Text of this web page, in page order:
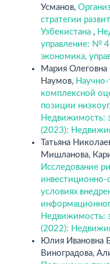
Усманов,
стратегии
Узбекистана ,
управление: №
экономика,
Мария Олеговна
Наумов,
комплексной
позиции
Недвижимость:
(2023):
Татьяна
Мишланова,
Исследование
инвестиционно-
условиях
Недвижимость:
(2022):
Юлия Ивановна
Виноградова,